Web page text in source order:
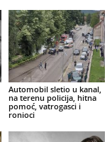
Automobil sletio u kanal,
na terenu policija, hitna
pomoć, vatrogasci i
ronioci